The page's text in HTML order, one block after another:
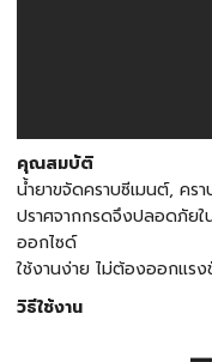
คุณสมบัติ
น้ำยาขจัดคราบซีเมนต์, ค
ปราศจากกรดจึงปลอดภัยใ
ออกไซด์
ใช้งานง่าย ไม่ต้องออกแร
วิธีใช้งาน